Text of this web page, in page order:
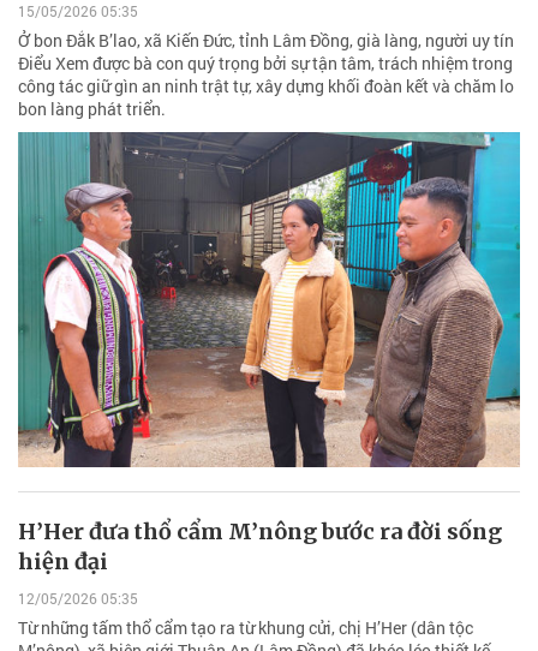
15/05/2026 05:35
Ở bon Đắk B’lao, xã Kiến Đức, tỉnh Lâm Đồng, già làng, người uy tín
Điểu Xem được bà con quý trọng bởi sự tận tâm, trách nhiệm trong
công tác giữ gìn an ninh trật tự, xây dựng khối đoàn kết và chăm lo
bon làng phát triển.
H’Her đưa thổ cẩm M’nông bước ra đời sống
hiện đại
12/05/2026 05:35
Từ những tấm thổ cẩm tạo ra từ khung cửi, chị H’Her (dân tộc